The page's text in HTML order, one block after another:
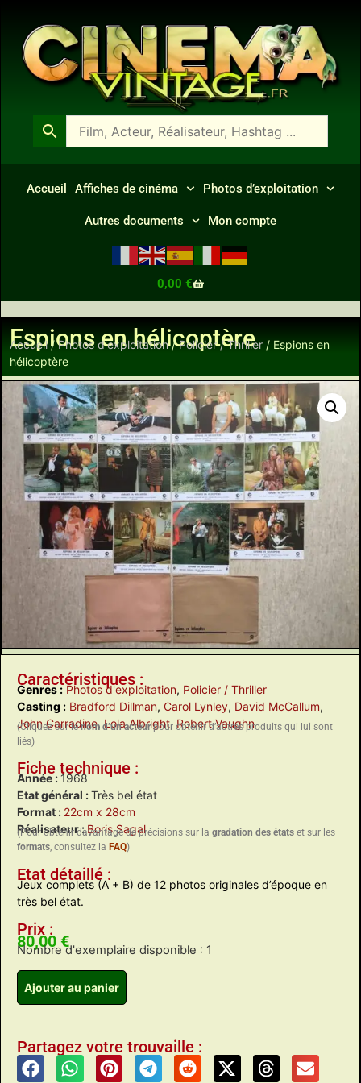
Accueil Affiches de cinéma Photos d’exploitation
Autres documents Mon compte
0,00 €
Espions en hélicoptère
Accueil/Photos d'exploitation/Policier / Thriller / Espions en
hélicoptère
Caractéristiques :
Genres : Photos d'exploitation, Policier / Thriller
Casting : Bradford Dillman, Carol Lynley, David McCallum,
John Carradine,Lola Albright,Robert Vaughn
(Cliquez sur lenom d’un acteurpour obtenir d’autres produits qui lui sont
liés)
Fiche technique :
Année : 1968
Etat général :Très bel état
Format : 22cm x 28cm
Réalisateur :Boris Sagal
(Pour obtenir davantage de précisions sur la gradation des états et sur les
formats, consultez la FAQ)
Etat détaillé :
Jeux complets (A + B) de 12 photos originales d’époque en
très bel état.
Prix :
80,00 €
Nombre d'exemplaire disponible : 1
Ajouter au panier
Partagez votre trouvaille :